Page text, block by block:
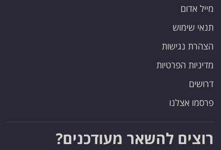
מייל אדום
תנאי שימוש
הצהרת נגישות
מדיניות הפרטיות
דרושים
פרסמו אצלנו
רוצים להשאר מעודכנים?